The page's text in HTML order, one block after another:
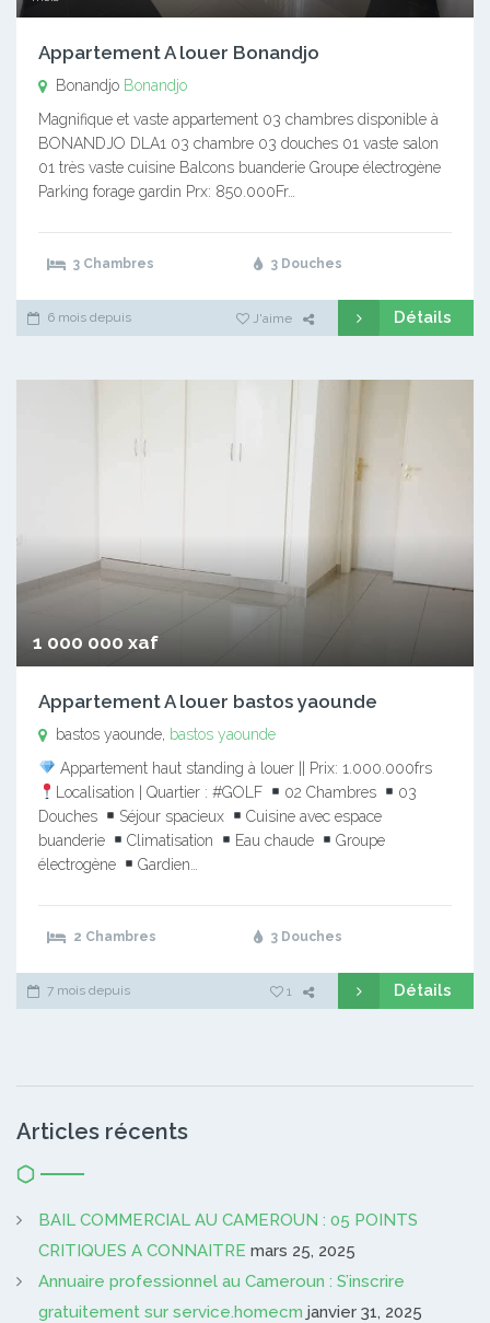
Appartement A louer Bonandjo
Bonandjo Bonandjo
Magnifique et vaste appartement 03 chambres disponible à
BONANDJO DLA1 03 chambre 03 douches 01 vaste salon
01 très vaste cuisine Balcons buanderie Groupe électrogène
Parking forage gardin Prx: 850.000Fr…
3 Chambres 3 Douches
6 mois depuis J'aime Détails
1 000 000 xaf
Appartement A louer bastos yaounde
bastos yaounde, bastos yaounde
Appartement haut standing à louer || Prix: 1.000.000frs
Localisation | Quartier : #GOLF
02 Chambres
03
Douches
Séjour spacieux
Cuisine avec espace
buanderie
Climatisation Eau chaude
Groupe
électrogène
Gardien…
2 Chambres 3 Douches
7 mois depuis 1 Détails
Articles récents
BAIL COMMERCIAL AU CAMEROUN : 05 POINTS
CRITIQUES A CONNAITRE mars 25, 2025
Annuaire professionnel au Cameroun : S’inscrire
gratuitement sur service.homecm janvier 31, 2025